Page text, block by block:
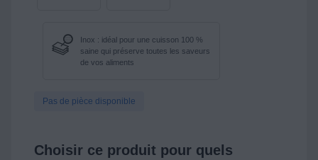
Inox : idéal pour une cuisson 100 %
saine qui préserve toutes les saveurs
de vos aliments
Pas de pièce disponible
Choisir ce produit pour quels